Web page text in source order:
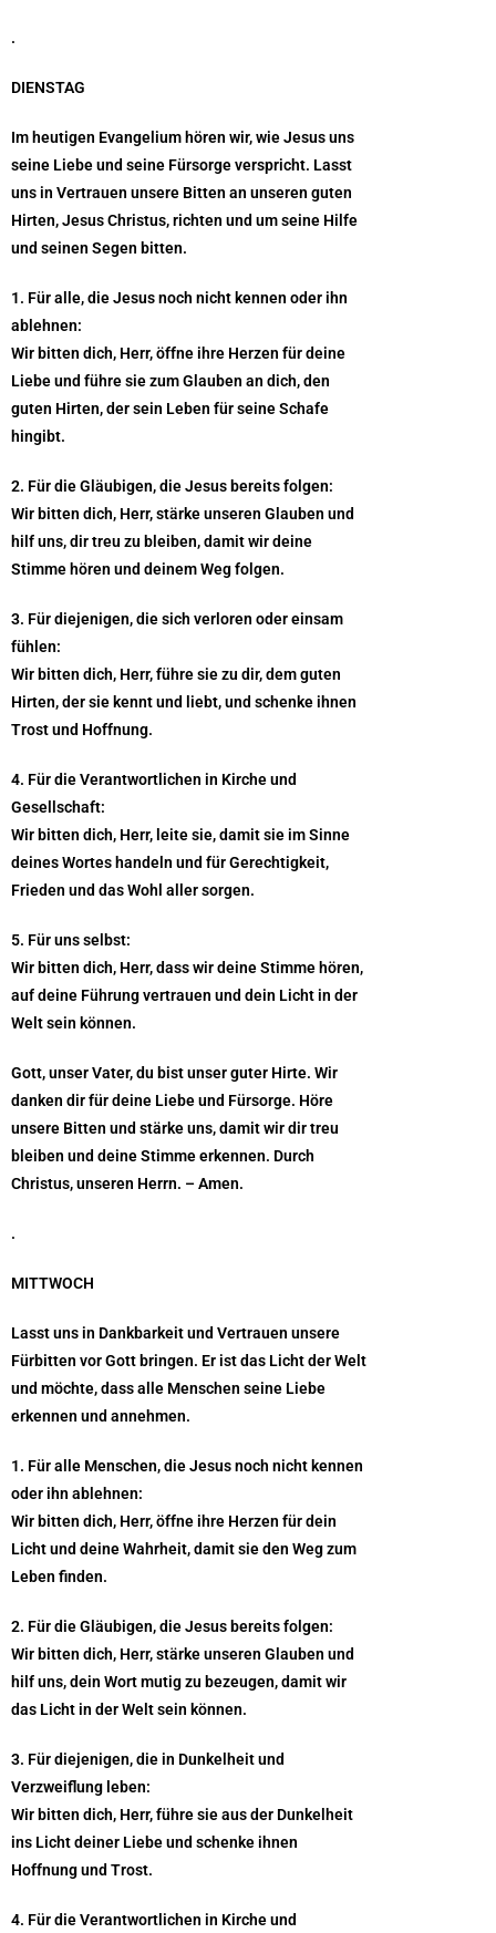
.
DIENSTAG
Im heutigen Evangelium hören wir, wie Jesus uns
seine Liebe und seine Fürsorge verspricht. Lasst
uns in Vertrauen unsere Bitten an unseren guten
Hirten, Jesus Christus, richten und um seine Hilfe
und seinen Segen bitten.
1. Für alle, die Jesus noch nicht kennen oder ihn
ablehnen:
Wir bitten dich, Herr, öffne ihre Herzen für deine
Liebe und führe sie zum Glauben an dich, den
guten Hirten, der sein Leben für seine Schafe
hingibt.
2. Für die Gläubigen, die Jesus bereits folgen:
Wir bitten dich, Herr, stärke unseren Glauben und
hilf uns, dir treu zu bleiben, damit wir deine
Stimme hören und deinem Weg folgen.
3. Für diejenigen, die sich verloren oder einsam
fühlen:
Wir bitten dich, Herr, führe sie zu dir, dem guten
Hirten, der sie kennt und liebt, und schenke ihnen
Trost und Hoffnung.
4. Für die Verantwortlichen in Kirche und
Gesellschaft:
Wir bitten dich, Herr, leite sie, damit sie im Sinne
deines Wortes handeln und für Gerechtigkeit,
Frieden und das Wohl aller sorgen.
5. Für uns selbst:
Wir bitten dich, Herr, dass wir deine Stimme hören,
auf deine Führung vertrauen und dein Licht in der
Welt sein können.
Gott, unser Vater, du bist unser guter Hirte. Wir
danken dir für deine Liebe und Fürsorge. Höre
unsere Bitten und stärke uns, damit wir dir treu
bleiben und deine Stimme erkennen. Durch
Christus, unseren Herrn. – Amen.
.
MITTWOCH
Lasst uns in Dankbarkeit und Vertrauen unsere
Fürbitten vor Gott bringen. Er ist das Licht der Welt
und möchte, dass alle Menschen seine Liebe
erkennen und annehmen.
1. Für alle Menschen, die Jesus noch nicht kennen
oder ihn ablehnen:
Wir bitten dich, Herr, öffne ihre Herzen für dein
Licht und deine Wahrheit, damit sie den Weg zum
Leben finden.
2. Für die Gläubigen, die Jesus bereits folgen:
Wir bitten dich, Herr, stärke unseren Glauben und
hilf uns, dein Wort mutig zu bezeugen, damit wir
das Licht in der Welt sein können.
3. Für diejenigen, die in Dunkelheit und
Verzweiflung leben:
Wir bitten dich, Herr, führe sie aus der Dunkelheit
ins Licht deiner Liebe und schenke ihnen
Hoffnung und Trost.
4. Für die Verantwortlichen in Kirche und